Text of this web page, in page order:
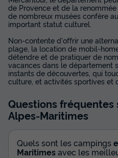
de Provence et de la
de nombreux musées confère
important statut culturel.
Non-contente d'offrir une
plage, la location de mobil-
détendre et de pratiquer de
vacances dans le département
instants de découvertes, qui
culture, et activités sportives et
Questions fréquentes
Alpes-Maritimes
Quels sont les campings
Maritimesavec les